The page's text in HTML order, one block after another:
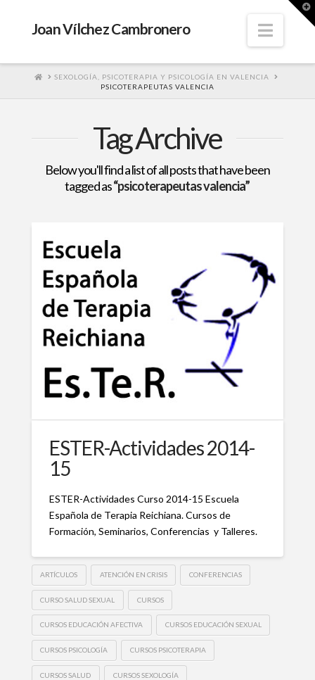
Joan Vílchez Cambronero
HOMESEXOLOGÍA, PSICOTERAPIA Y PSICOLOGÍA EN VALENCIA
PSICOTERAPEUTAS VALENCIA
Tag Archive
Below you'll find a list of all posts that have been
tagged as“psicoterapeutas valencia”
ESTER-Actividades 2014-
15
ESTER-Actividades Curso 2014-15 Escuela
Española de Terapia Reichiana. Cursos de
Formación, Seminarios, Conferencias y Talleres.
ARTÍCULOS ATENCIÓN EN CRISIS CONFERENCIAS
CURSO SALUD SEXUAL CURSOS
CURSOS EDUCACIÓN AFECTIVA CURSOS EDUCACIÓN SEXUAL
CURSOS PSICOLOGÍA CURSOS PSICOTERAPIA
CURSOS SALUD CURSOS SEXOLOGÍA